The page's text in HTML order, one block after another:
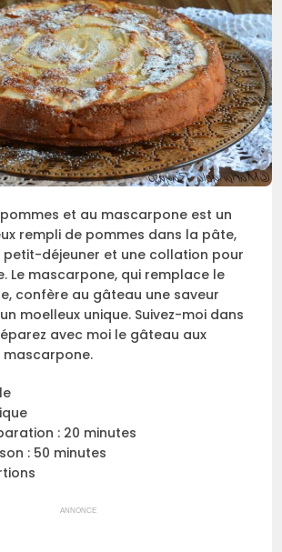
et au mascarpone est un
rempli de pommes dans la pâte,
déjeuner et une collation pour
Le mascarpone, qui remplace le
confère au gâteau une saveur
moelleux unique. Suivez-moi dans
avec moi le gâteau aux
: 20 minutes
: 50 minutes
ANNONCE